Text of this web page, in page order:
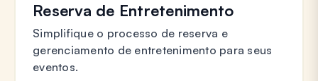
Reserva de Entretenimento
Simplifique o processo de reserva e
gerenciamento de entretenimento para seus
eventos.